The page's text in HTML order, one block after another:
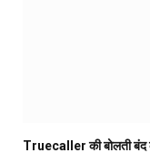
Truecaller की बोलती बंद